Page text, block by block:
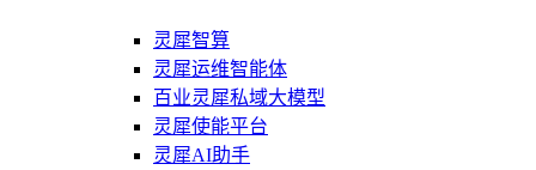
灵犀智算
灵犀运维智能体
百业灵犀私域大模型
灵犀使能平台
灵犀AI助手